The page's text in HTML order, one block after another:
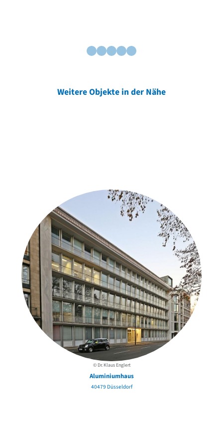
Weitere Objekte in der Nähe
© Dr. Klaus Englert
Aluminiumhaus
40479 Düsseldorf